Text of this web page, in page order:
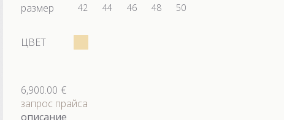
размер 42 44 46 48 50
ЦВЕТ
€
6,900.00
запрос прайса
описание